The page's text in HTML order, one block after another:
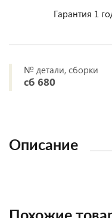
Гарантия 1
№ детали, сборки
сб 680
Описание